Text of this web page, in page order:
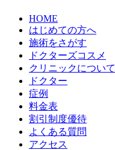
HOME
はじめての方へ
施術をさがす
ドクターズコスメ
クリニックについて
ドクター
症例
料金表
割引制度優待
よくある質問
アクセス